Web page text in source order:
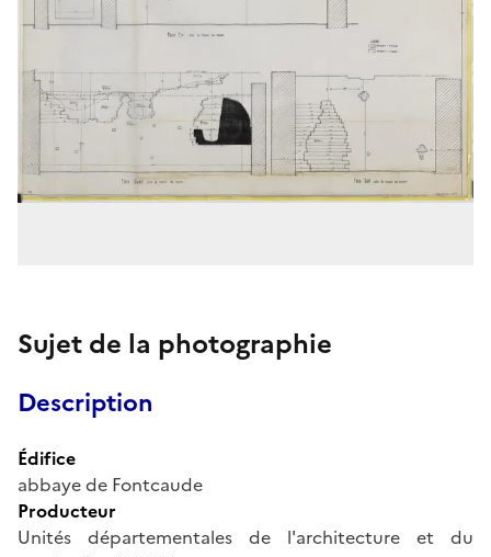
Sujet de la photographie
Description
Édifice
abbaye de Fontcaude
Producteur
Unités départementales de l'architecture et du